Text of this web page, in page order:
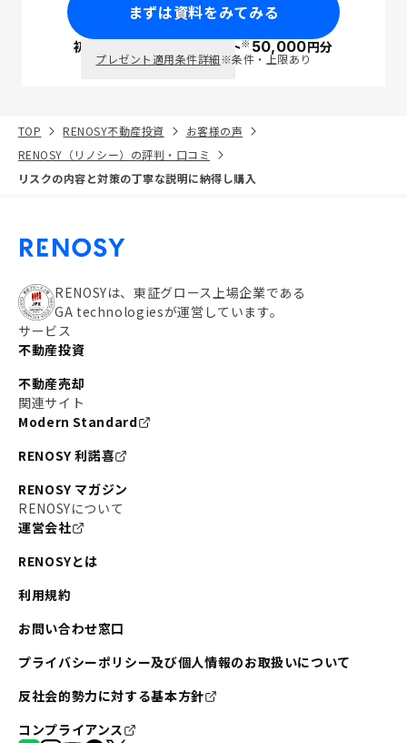
まずは資料をみてみる
初回面談で ポイント※50,000円分
プレゼント適用条件詳細※条件・上限あり
TOP RENOSY不動産投資
お客様の声
RENOSY（リノシー）の評判・口コミ
リスクの内容と対策の丁寧な説明に納得し購入
RENOSYは、東証グロース上場企業である
GA technologiesが運営しています。
サービス
不動産投資
不動産売却
関連サイト
Modern Standard
RENOSY 利諾喜
RENOSY マガジン
RENOSYについて
運営会社
RENOSYとは
利用規約
お問い合わせ窓口
プライバシーポリシー及び個人情報のお取扱いについて
反社会的勢力に対する基本方針
コンプライアンス